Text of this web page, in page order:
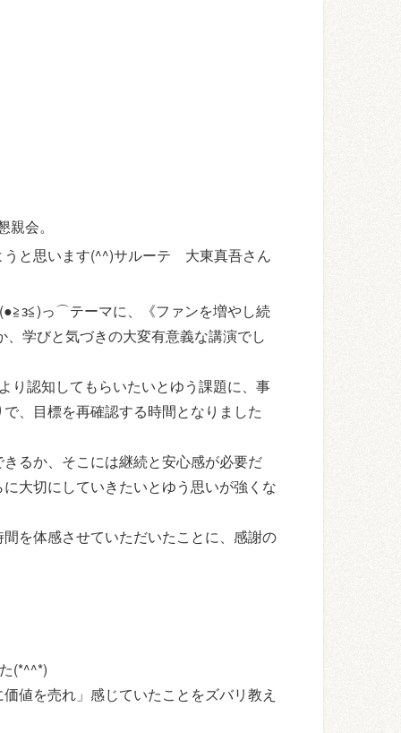
会。
うと思います(^^)サルーテ 大東真吾さん
っ⌒テーマに、《ファンを増やし続
学びと気づきの大変有意義な講演でし
り認知してもらいたいとゆう課題に、事
、目標を再確認する時間となりました
るか、そこには継続と安心感が必要だ
大切にしていきたいとゆう思いが強くな
を体感させていただいたことに、感謝の
(*^^*)
値を売れ」感じていたことをズバリ教え